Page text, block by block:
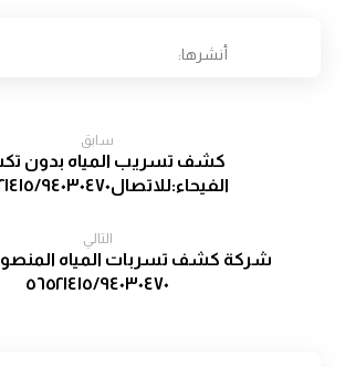
سابق
كشف تسريب المياه بدون
الفيحاء:للاتصال٥٦٥٢١٤١٥/٩٤٠٣٠٤٧٠
التالي
شركة كشف تسربات المياه
٥٦٥٢١٤١٥/٩٤٠٣٠٤٧٠